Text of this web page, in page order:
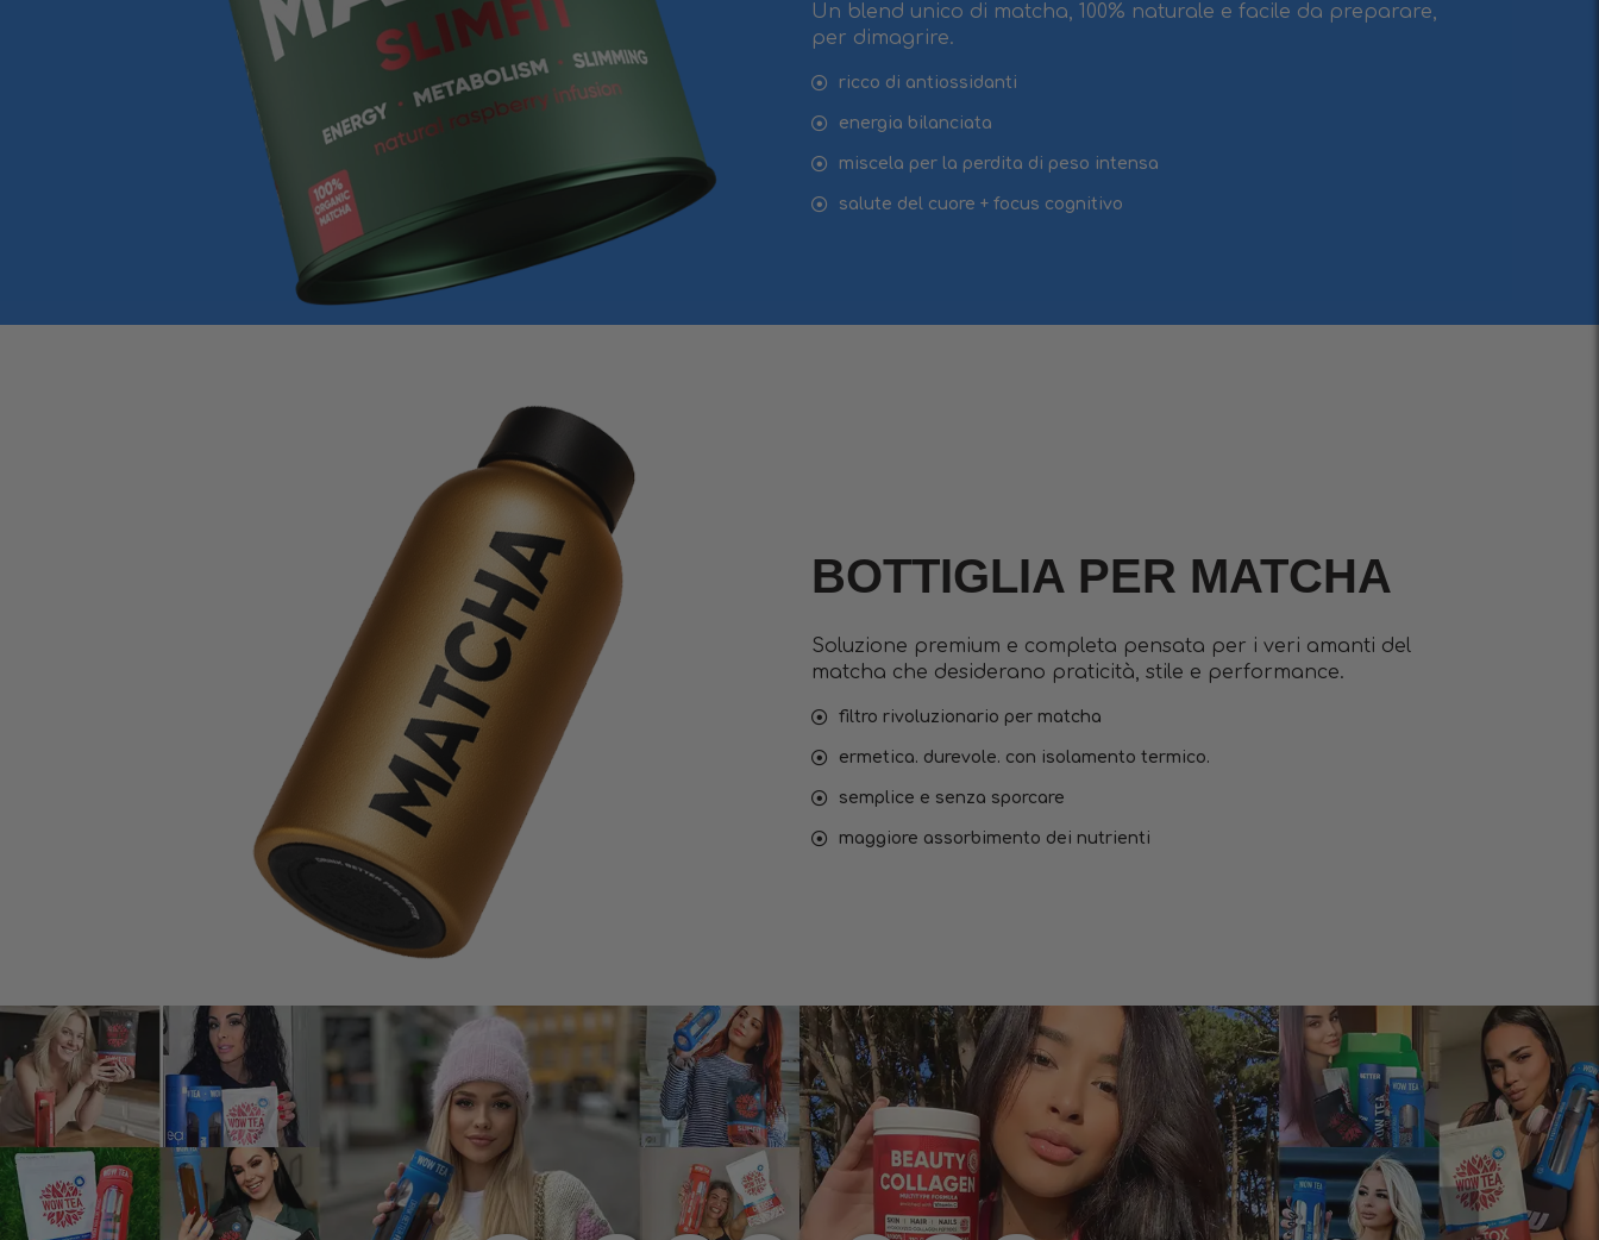
Un blend unico di matcha, 100% naturale e facile da preparare,
per dimagrire.
ricco di antiossidanti
energia bilanciata
miscela per la perdita di peso intensa
salute del cuore + focus cognitivo
BOTTIGLIA PER MATCHA
Soluzione premium e completa pensata per i veri amanti del
matcha che desiderano praticità, stile e performance.
filtro rivoluzionario per matcha
ermetica. durevole. con isolamento termico.
semplice e senza sporcare
maggiore assorbimento dei nutrienti